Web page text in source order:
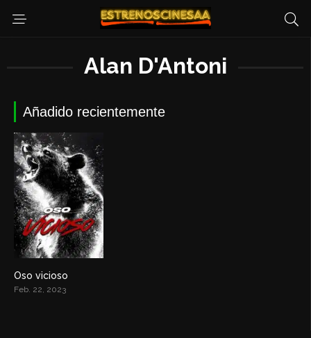
Alan D'Antoni
Añadido recientemente
Oso vicioso
Feb. 22, 2023